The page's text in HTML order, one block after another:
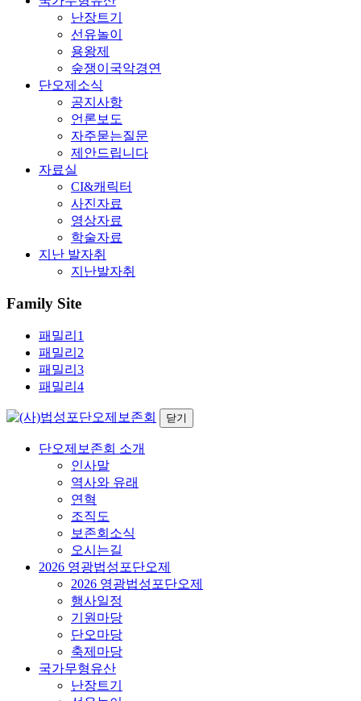
난장트기
선유놀이
용왕제
숲쟁이국악경연
단오제소식
공지사항
언론보도
자주묻는질문
제안드립니다
자료실
CI&캐릭터
사진자료
영상자료
학술자료
지난 발자취
지난발자취
Family Site
패밀리1
패밀리2
패밀리3
패밀리4
닫기
단오제보존회 소개
인사말
역사와 유래
연혁
조직도
보존회소식
오시는길
2026 영광법성포단오제
2026 영광법성포단오제
행사일정
기원마당
단오마당
축제마당
국가무형유산
난장트기